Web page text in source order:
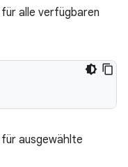
alle verfügbaren
ausgewählte